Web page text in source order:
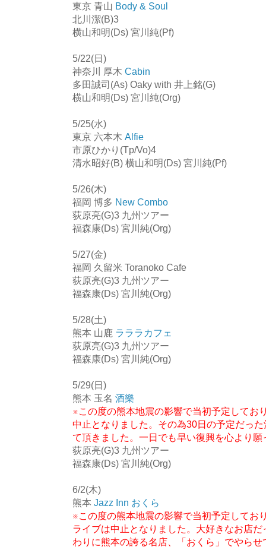
東京 青山 Body & Soul
北川潔(B)3
横山和明(Ds) 宮川純(Pf)
5/22(日)
神奈川 厚木 Cabin
多田誠司(As) Oaky with 井上銘(G)
横山和明(Ds) 宮川純(Org)
5/25(水)
東京 六本木 Alfie
市原ひかり(Tp/Vo)4
清水昭好(B) 横山和明(Ds) 宮川純(Pf)
5/26(木)
福岡 博多 New Combo
荻原亮(G)3 九州ツアー
福森康(Ds) 宮川純(Org)
5/27(金)
福岡 久留米 Toranoko Cafe
荻原亮(G)3 九州ツアー
福森康(Ds) 宮川純(Org)
5/28(土)
熊本 山鹿 ラララカフェ
荻原亮(G)3 九州ツアー
福森康(Ds) 宮川純(Org)
5/29(日)
熊本 玉名 酒樂
※この度の熊本地震の影響で当初予定してお
中止となりました。その為30日の予定だっ
て頂きました。一日でも早い復興を心より願
荻原亮(G)3 九州ツアー
福森康(Ds) 宮川純(Org)
6/2(木)
熊本 Jazz Inn おくら
※この度の熊本地震の影響で当初予定してお
ライブは中止となりました。大好きなお店
わりに熊本の誇る名店、「おくら」でやら